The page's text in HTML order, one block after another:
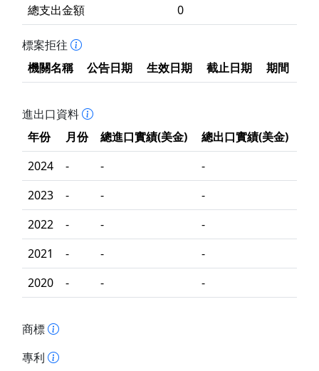
總支出金額
0
標案拒往
機關名稱
公告日期 生效日期 截止日期 期間
進出口資料
年份
月份 總進口實績(美金)
總出口實績(美金)
2024
- -
-
2023
- -
-
2022
- -
-
2021
- -
-
2020
- - -
商標
專利